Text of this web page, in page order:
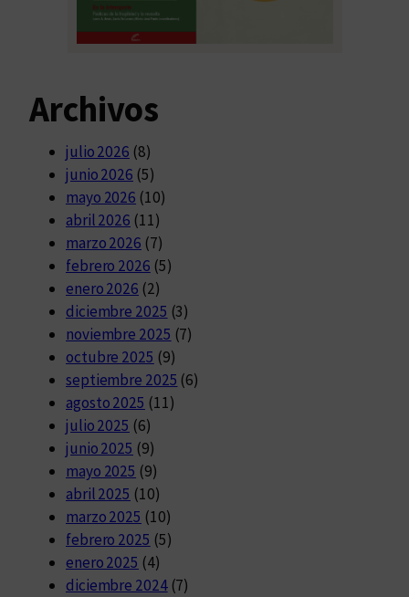
Archivos
julio 2026 (8)
junio 2026 (5)
mayo 2026 (10)
abril 2026 (11)
marzo 2026 (7)
febrero 2026 (5)
enero 2026 (2)
diciembre 2025 (3)
noviembre 2025 (7)
octubre 2025 (9)
septiembre 2025 (6)
agosto 2025 (11)
julio 2025 (6)
junio 2025 (9)
mayo 2025 (9)
abril 2025 (10)
marzo 2025 (10)
febrero 2025 (5)
enero 2025 (4)
diciembre 2024(7)